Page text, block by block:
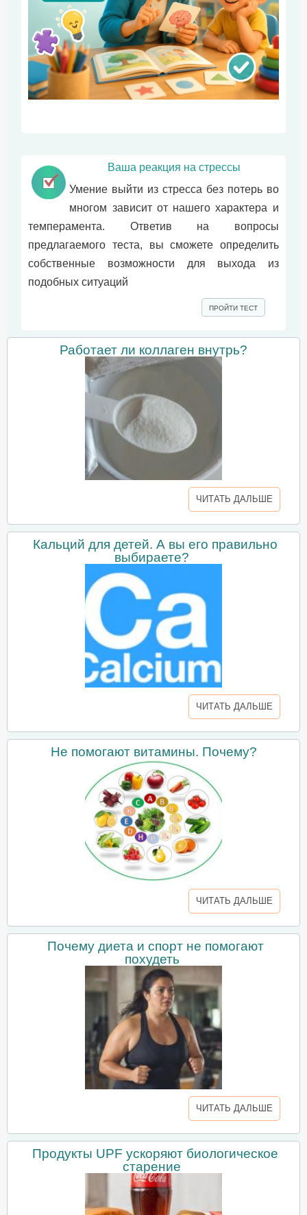
Ваша реакция на стрессы
Умение выйти из стресса без потерь во
многом зависит от нашего характера и
темперамента. Ответив на вопросы
предлагаемого теста, вы сможете определить
собственные возможности для выхода из
подобных ситуаций
ПРОЙТИ ТЕСТ
Работает ли коллаген внутрь?
ЧИТАТЬ ДАЛЬШЕ
Кальций для детей. А вы его правильно
выбираете?
ЧИТАТЬ ДАЛЬШЕ
Не помогают витамины. Почему?
ЧИТАТЬ ДАЛЬШЕ
Почему диета и спорт не помогают
похудеть
ЧИТАТЬ ДАЛЬШЕ
Продукты UPF ускоряют биологическое
старение